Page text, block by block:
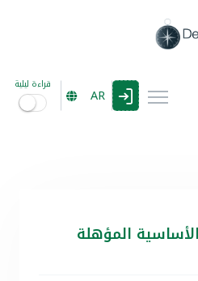
AR
قراءة ليلية
المؤهلة